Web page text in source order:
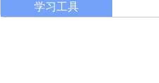
学习工具